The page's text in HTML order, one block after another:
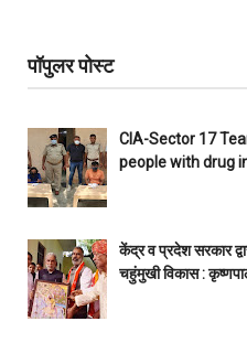
पॉपुलर पोस्ट
CIA-Sector 17
people with drug
केंद्र व प्रदेश सरकार
चहुंमुखी विकास :